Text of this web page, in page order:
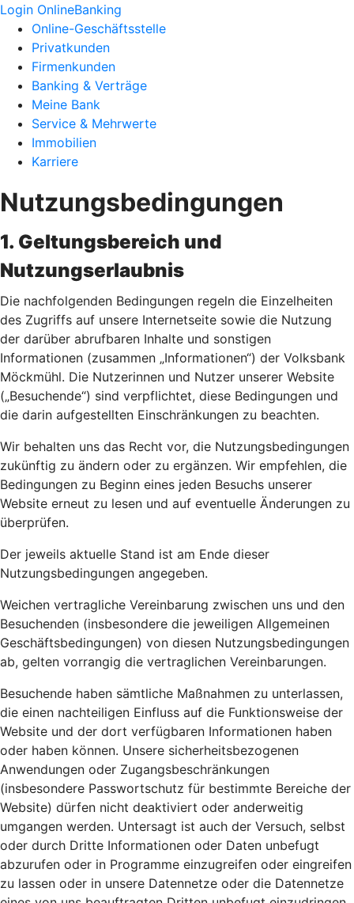
Login OnlineBanking
Online-Geschäftsstelle
Privatkunden
Firmenkunden
Banking & Verträge
Meine Bank
Service & Mehrwerte
Immobilien
Karriere
Nutzungsbedingungen
1. Geltungsbereich und
Nutzungserlaubnis
Die nachfolgenden Bedingungen regeln die Einzelheiten
des Zugriffs auf unsere Internetseite sowie die Nutzung
der darüber abrufbaren Inhalte und sonstigen
Informationen (zusammen „Informationen“) der Volksbank
Möckmühl. Die Nutzerinnen und Nutzer unserer Website
(„Besuchende“) sind verpflichtet, diese Bedingungen und
die darin aufgestellten Einschränkungen zu beachten.
Wir behalten uns das Recht vor, die Nutzungsbedingungen
zukünftig zu ändern oder zu ergänzen. Wir empfehlen, die
Bedingungen zu Beginn eines jeden Besuchs unserer
Website erneut zu lesen und auf eventuelle Änderungen zu
überprüfen.
Der jeweils aktuelle Stand ist am Ende dieser
Nutzungsbedingungen angegeben.
Weichen vertragliche Vereinbarung zwischen uns und den
Besuchenden (insbesondere die jeweiligen Allgemeinen
Geschäftsbedingungen) von diesen Nutzungsbedingungen
ab, gelten vorrangig die vertraglichen Vereinbarungen.
Besuchende haben sämtliche Maßnahmen zu unterlassen,
die einen nachteiligen Einfluss auf die Funktionsweise der
Website und der dort verfügbaren Informationen haben
oder haben können. Unsere sicherheitsbezogenen
Anwendungen oder Zugangsbeschränkungen
(insbesondere Passwortschutz für bestimmte Bereiche der
Website) dürfen nicht deaktiviert oder anderweitig
umgangen werden. Untersagt ist auch der Versuch, selbst
oder durch Dritte Informationen oder Daten unbefugt
abzurufen oder in Programme einzugreifen oder eingreifen
zu lassen oder in unsere Datennetze oder die Datennetze